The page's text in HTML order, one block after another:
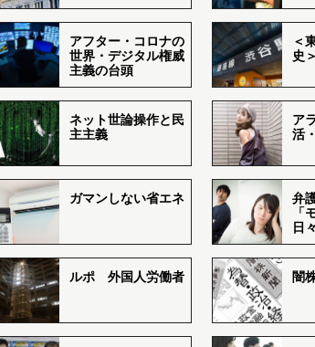
アフター・コロナの
世界・デジタル権威
主義の台頭
＜
史＞
ネット世論操作と民
主主義
ア
活
ガマンしない省エネ
弁
「
日
ルポ 外国人労働者 闇